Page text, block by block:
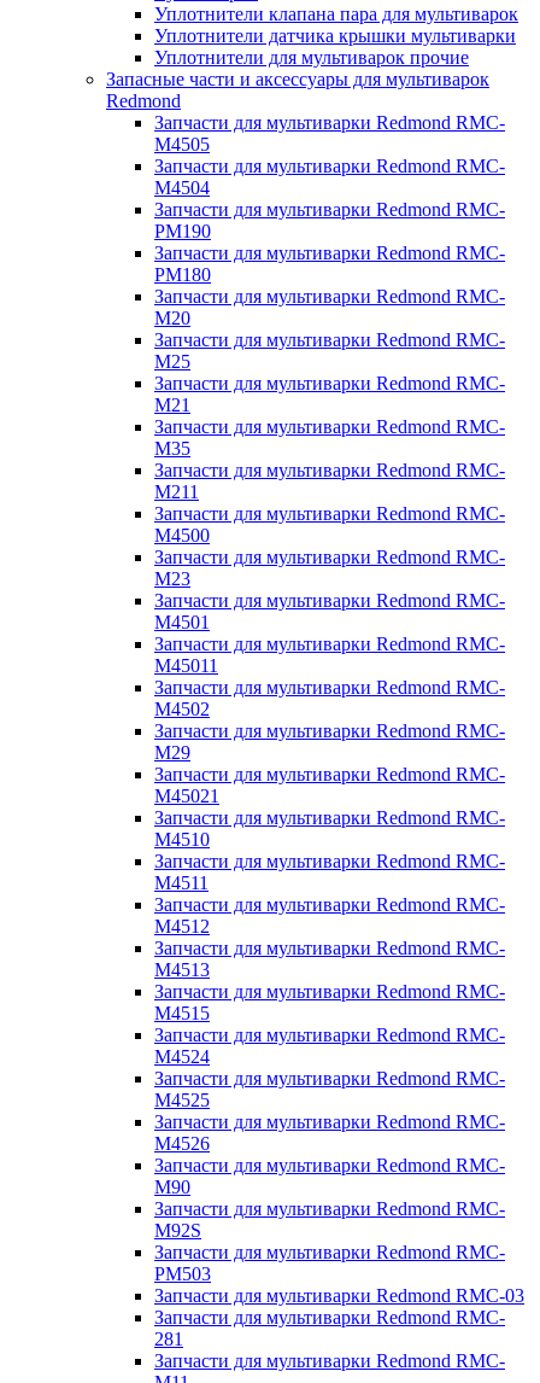
Уплотнители клапана пара для мультиварок
Уплотнители датчика крышки мультиварки
Уплотнители для мультиварок прочие
Запасные части и аксессуары для мультиварок
Redmond
Запчасти для мультиварки Redmond RMC-
M4505
Запчасти для мультиварки Redmond RMC-
M4504
Запчасти для мультиварки Redmond RMC-
PM190
Запчасти для мультиварки Redmond RMC-
PM180
Запчасти для мультиварки Redmond RMC-
M20
Запчасти для мультиварки Redmond RMC-
M25
Запчасти для мультиварки Redmond RMC-
M21
Запчасти для мультиварки Redmond RMC-
M35
Запчасти для мультиварки Redmond RMC-
M211
Запчасти для мультиварки Redmond RMC-
M4500
Запчасти для мультиварки Redmond RMC-
M23
Запчасти для мультиварки Redmond RMC-
M4501
Запчасти для мультиварки Redmond RMC-
M45011
Запчасти для мультиварки Redmond RMC-
M4502
Запчасти для мультиварки Redmond RMC-
M29
Запчасти для мультиварки Redmond RMC-
M45021
Запчасти для мультиварки Redmond RMC-
M4510
Запчасти для мультиварки Redmond RMC-
M4511
Запчасти для мультиварки Redmond RMC-
M4512
Запчасти для мультиварки Redmond RMC-
M4513
Запчасти для мультиварки Redmond RMC-
M4515
Запчасти для мультиварки Redmond RMC-
M4524
Запчасти для мультиварки Redmond RMC-
M4525
Запчасти для мультиварки Redmond RMC-
M4526
Запчасти для мультиварки Redmond RMC-
M90
Запчасти для мультиварки Redmond RMC-
M92S
Запчасти для мультиварки Redmond RMC-
PM503
Запчасти для мультиварки Redmond RMC-03
Запчасти для мультиварки Redmond RMC-
281
Запчасти для мультиварки Redmond RMC-